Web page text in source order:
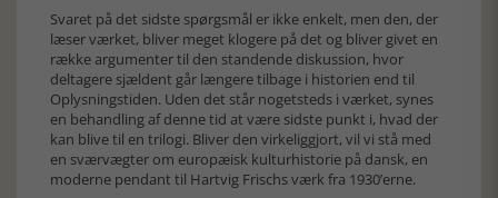
Svaret på det sidste spørgsmål er ikke enkelt, men den, der
læser værket, bliver meget klogere på det og bliver givet en
række argumenter til den standende diskussion, hvor
deltagere sjældent går længere tilbage i historien end til
Oplysningstiden. Uden det står nogetsteds i værket, synes
en behandling af denne tid at være sidste punkt i, hvad der
kan blive til en trilogi. Bliver den virkeliggjort, vil vi stå med
en sværvægter om europæisk kulturhistorie på dansk, en
moderne pendant til Hartvig Frischs værk fra 1930’erne.